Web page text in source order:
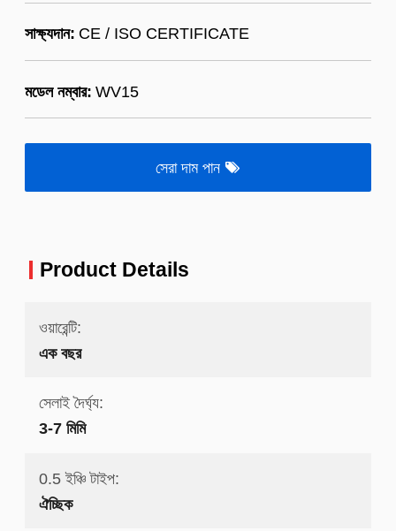
সাক্ষ্যদান: CE / ISO CERTIFICATE
মডেল নম্বার: WV15
সেরা দাম পান
Product Details
ওয়ারেন্টি:
এক বছর
সেলাই দৈর্ঘ্য:
3-7 মিমি
0.5 ইঞ্চি টাইপ:
ঐচ্ছিক